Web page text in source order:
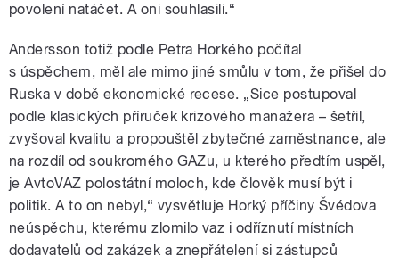
povolení natáčet. A oni souhlasili.“
Andersson totiž podle Petra Horkého počítal
s úspěchem, měl ale mimo jiné smůlu v tom, že přišel do
Ruska v době ekonomické recese. „Sice postupoval
podle klasických příruček krizového manažera – šetřil,
zvyšoval kvalitu a propouštěl zbytečné zaměstnance, ale
na rozdíl od soukromého GAZu, u kterého předtím uspěl,
je AvtoVAZ polostátní moloch, kde člověk musí být i
politik. A to on nebyl,“ vysvětluje Horký příčiny Švédova
neúspěchu, kterému zlomilo vaz i odříznutí místních
dodavatelů od zakázek a znepřátelení si zástupců